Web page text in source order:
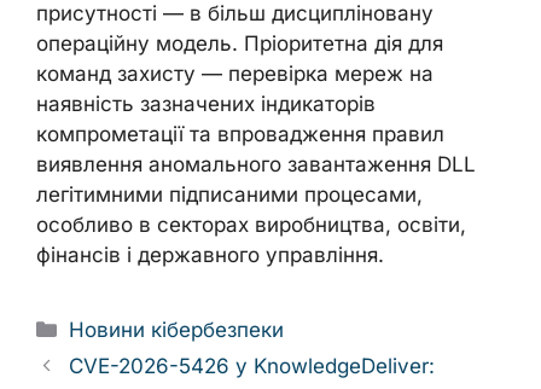
присутності — в більш дисципліновану
операційну модель. Пріоритетна дія для
команд захисту — перевірка мереж на
наявність зазначених індикаторів
компрометації та впровадження правил
виявлення аномального завантаження DLL
легітимними підписаними процесами,
особливо в секторах виробництва, освіти,
фінансів і державного управління.
Categories
Новини кібербезпеки
CVE-2026-5426 у KnowledgeDeliver: